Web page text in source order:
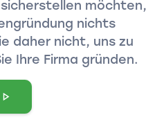
möchten,
nichts
daher nicht, uns zu
Ihre Firma gründen.